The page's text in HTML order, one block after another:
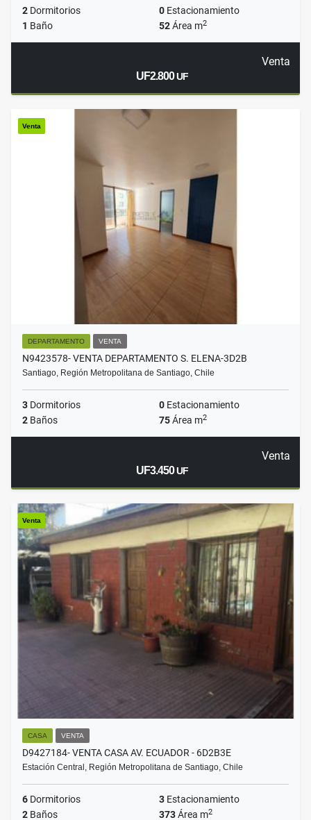
2 Dormitorios 0 Estacionamiento
1 Baño 52Área m2
Venta
UF2.800UF
Venta
DEPARTAMENTO VENTA
N9423578- VENTA DEPARTAMENTO S. ELENA-3D2B
Santiago, Región Metropolitana de Santiago, Chile
3 Dormitorios 0 Estacionamiento
2 Baños 75Área m2
Venta
UF3.450UF
Venta
CASA VENTA
D9427184- VENTA CASA AV. ECUADOR - 6D2B3E
Estación Central, Región Metropolitana de Santiago, Chile
6 Dormitorios 3 Estacionamiento
2 Baños 373Área m2